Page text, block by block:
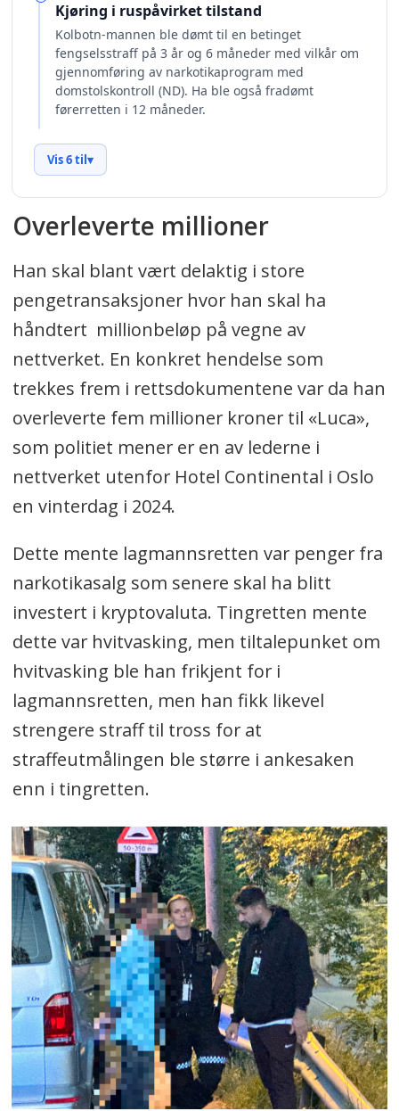
Overleverte millioner
Han skal blant vært delaktig i store
pengetransaksjoner hvor han skal ha
håndtert millionbeløp på vegne av
nettverket. En konkret hendelse som
trekkes frem i rettsdokumentene var da han
overleverte fem millioner kroner til «Luca»,
som politiet mener er en av lederne i
nettverket utenfor Hotel Continental i Oslo
en vinterdag i 2024.
Dette mente lagmannsretten var penger fra
narkotikasalg som senere skal ha blitt
investert i kryptovaluta. Tingretten mente
dette var hvitvasking, men tiltalepunket om
hvitvasking ble han frikjent for i
lagmannsretten, men han fikk likevel
strengere straff til tross for at
straffeutmålingen ble større i ankesaken
enn i tingretten.